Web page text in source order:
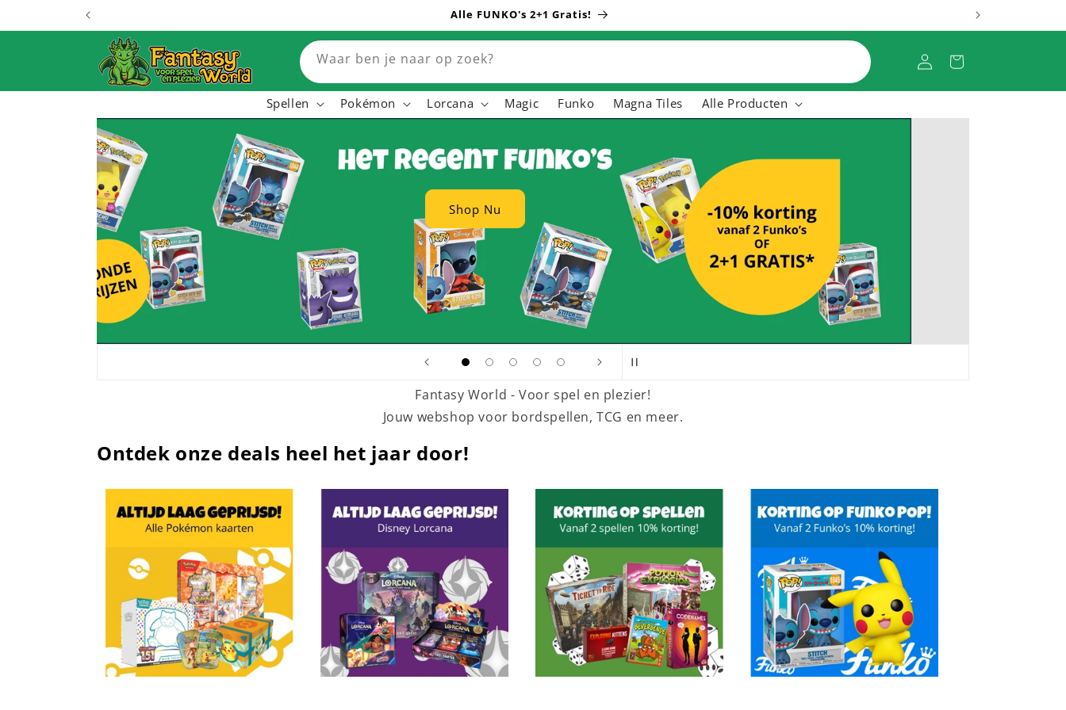
Alle FUNKO's 2+1 Gratis!
Spellen Pokémon Lorcana Magic Funko Magna Tiles Alle Producten
Waar ben je naar op zoek?
Log
in
Cart
Ontdek alle spellen
Fantasy World - Voor spel en plezier!
Jouw webshop voor bordspellen, TCG en meer.
Ontdek onze deals heel het jaar door!